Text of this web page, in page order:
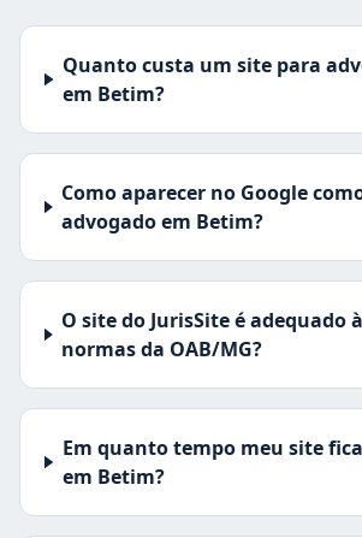
Quanto custa um site para
em Betim?
Como aparecer no Google
advogado em Betim?
O site do JurisSite é adequado
normas da OAB/MG?
Em quanto tempo meu site
em Betim?